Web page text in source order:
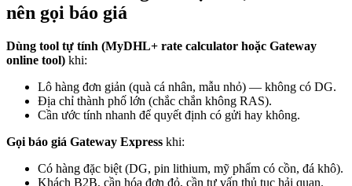
nên gọi báo giá
Dùng tool tự tính (MyDHL+ rate calculator hoặc Gateway
online tool) khi:
Lô hàng đơn giản (quà cá nhân, mẫu nhỏ) — không có DG.
Địa chỉ thành phố lớn (chắc chắn không RAS).
Cần ước tính nhanh để quyết định có gửi hay không.
Gọi báo giá Gateway Express khi:
Có hàng đặc biệt (DG, pin lithium, mỹ phẩm có cồn, đá khô).
Khách B2B, cần hóa đơn đỏ, cần tư vấn thủ tục hải quan.